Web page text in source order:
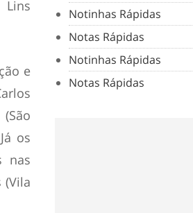
e
os
nas
(Vila
Notinhas Rápidas
Notas Rápidas
Notinhas Rápidas
Notas Rápidas